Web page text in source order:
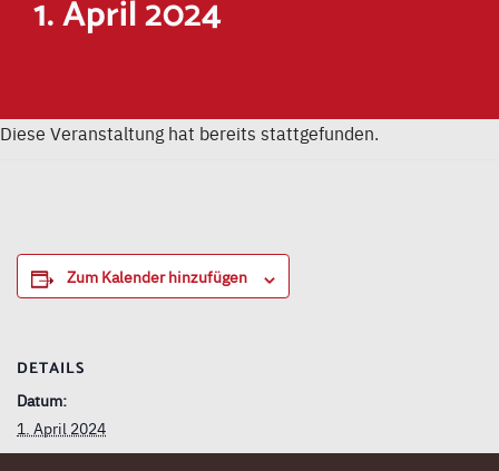
1. April 2024
Diese Veranstaltung hat bereits stattgefunden.
Zum Kalender hinzufügen
DETAILS
Datum:
1. April 2024